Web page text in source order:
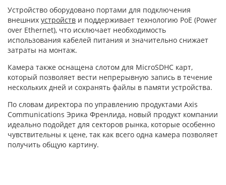
Устройство оборудовано портами для подключения
внешних устройств и поддерживает технологию PoE (Power
over Ethernet), что исключает необходимость
использования кабелей питания и значительно снижает
затраты на монтаж.
Камера также оснащена слотом для MicroSDHC карт,
который позволяет вести непрерывную запись в течение
нескольких дней и сохранять файлы в памяти устройства.
По словам директора по управлению продуктами Axis
Communications Эрика Френлида, новый продукт компании
идеально подойдет для секторов рынка, которые особенно
чувствительны к цене, так как всего одна камера позволяет
получить общую картину.